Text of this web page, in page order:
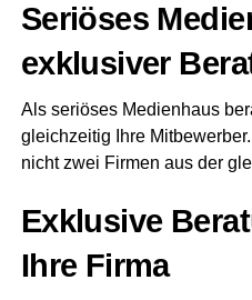
Seriö­ses
exklu­si­ver
Als seriö­ses Medi­en­haus
gleich­zei­tig Ihre
nicht zwei Fir­men aus der
Exklu­si­ve
Ihre Firma